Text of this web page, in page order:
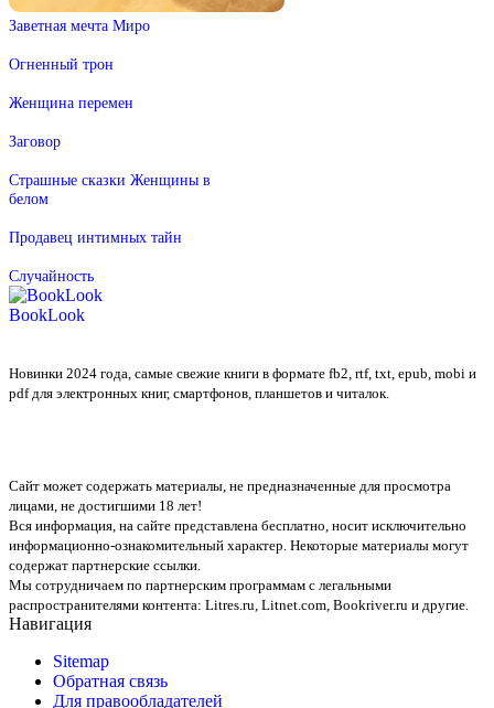
Заветная мечта Миро
Огненный трон
Женщина перемен
Заговор
Страшные сказки Женщины в
белом
Продавец интимных тайн
Случайность
BookLook
Новинки 2024 года, самые свежие книги в формате fb2, rtf, txt, epub, mobi и
pdf для электронных книг, смартфонов, планшетов и читалок.
Сайт может содержать материалы, не предназначенные для просмотра
лицами, не достигшими 18 лет!
Вся информация, на сайте представлена бесплатно, носит исключительно
информационно-ознакомительный характер. Некоторые материалы могут
содержат партнерские ссылки.
Мы сотрудничаем по партнерским программам с легальными
распространителями контента: Litres.ru, Litnet.com, Bookriver.ru и другие.
Навигация
Sitemap
Обратная связь
Для правообладателей